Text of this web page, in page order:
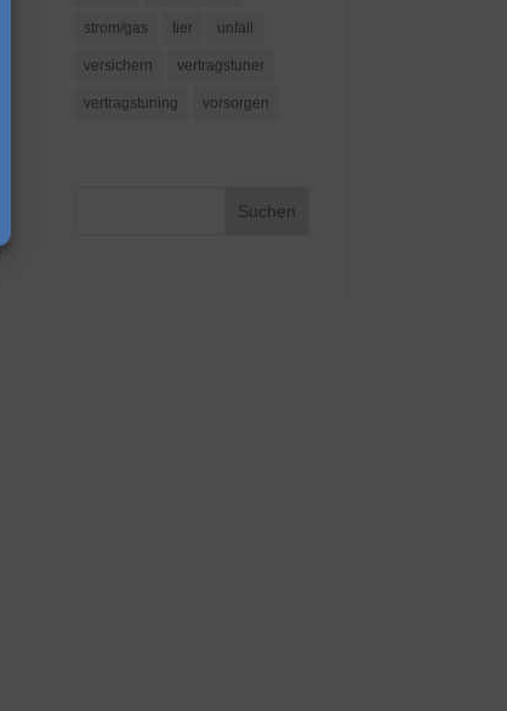
strom/gas tier unfall
versichern vertragstuner
vertragstuning vorsorgen